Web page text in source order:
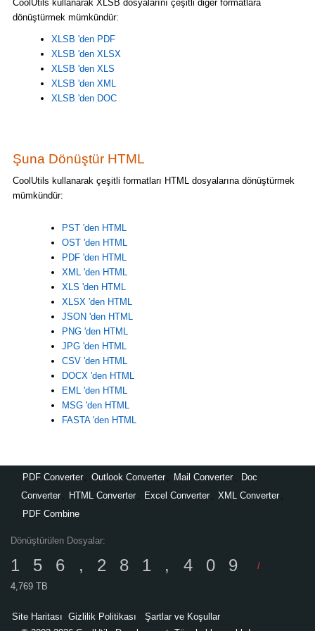
CoolUtils kullanarak XLSB dosyalarını çeşitli diğer formatlara
dönüştürmek mümkündür:
XLSB 'den PDF
XLSB 'den XLSX
XLSB 'den XLS
XLSB 'den XML
XLSB 'den DOC
Şuna Dönüştür HTML
CoolUtils kullanarak çeşitli formatları HTML dosyalarına dönüştürmek
mümkündür:
PST 'den HTML
OST 'den HTML
PDF 'den HTML
XML 'den HTML
XLS 'den HTML
XLSX 'den HTML
JSON 'den HTML
PNG 'den HTML
JPG 'den HTML
CSV 'den HTML
DOCX 'den HTML
EML 'den HTML
MSG 'den HTML
FASTA 'den HTML
PDF Converter Outlook Converter Mail Converter
Doc
Converter
HTML Converter Excel Converter XML Converter
PDF Combine
Dönüştürülen Dosyalar:
156,281,409
/
4,769 TB
Site Haritası Gizlilik Politikası
Şartlar ve Koşullar